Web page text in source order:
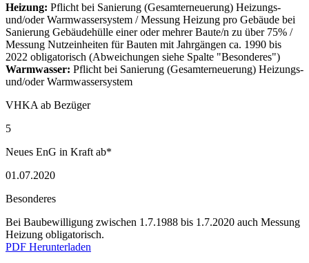
Heizung: Pflicht bei Sanierung (Gesamterneuerung) Heizungs-
und/oder Warmwassersystem / Messung Heizung pro Gebäude bei
Sanierung Gebäudehülle einer oder mehrer Baute/n zu über 75% /
Messung Nutzeinheiten für Bauten mit Jahrgängen ca. 1990 bis
2022 obligatorisch (Abweichungen siehe Spalte "Besonderes")
Warmwasser: Pflicht bei Sanierung (Gesamterneuerung) Heizungs-
und/oder Warmwassersystem
VHKA ab Bezüger
5
Neues EnG in Kraft ab*
01.07.2020
Besonderes
Bei Baubewilligung zwischen 1.7.1988 bis 1.7.2020 auch Messung
Heizung obligatorisch.
PDF Herunterladen